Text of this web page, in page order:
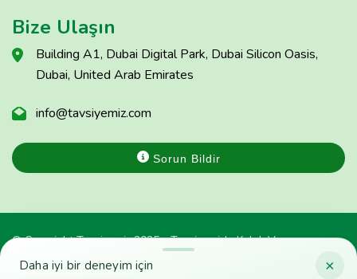
×
Daha iyi bir deneyim için
Bize Ulaşın
Building A1, Dubai Digital Park, Dubai Silicon Oasis,
Dubai, United Arab Emirates
info@tavsiyemiz.com
Sorun Bildir
© Copyright Tavsiyemiz 2025 - Tavsiyemiz'e Kulak Ver